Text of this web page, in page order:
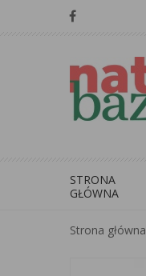
STRONA
GŁÓWNA
Strona główna